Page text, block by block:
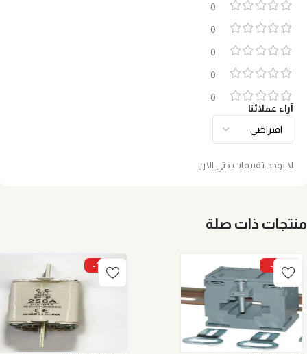
0
0
0
0
0
آراء عملائنا
لا يوجد تقييمات حتي الان
منتجات ذات صلة
-7%
-10%